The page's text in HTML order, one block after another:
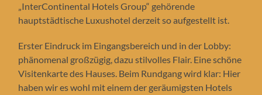
„InterContinental Hotels Group“ gehörende
hauptstädtische Luxushotel derzeit so aufgestellt ist.
Erster Eindruck im Eingangsbereich und in der Lobby:
phänomenal großzügig, dazu stilvolles Flair. Eine schöne
Visitenkarte des Hauses. Beim Rundgang wird klar: Hier
haben wir es wohl mit einem der geräumigsten Hotels